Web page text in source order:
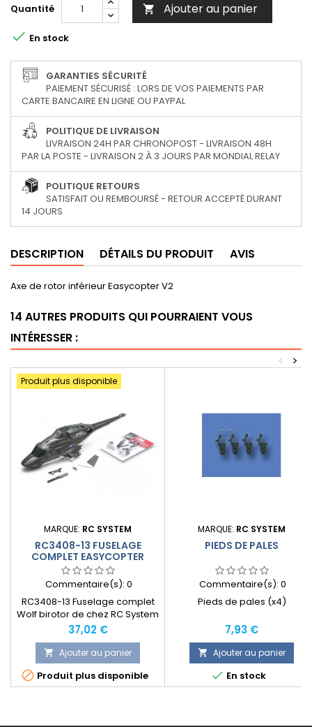
Quantité  Ajouter au panier
 En stock
GARANTIES SÉCURITÉ
PAIEMENT SÉCURISÉ : LORS DE VOS PAIEMENTS PAR
CARTE BANCAIRE EN LIGNE OU PAYPAL
POLITIQUE DE LIVRAISON
LIVRAISON 24H PAR CHRONOPOST - LIVRAISON 48H
PAR LA POSTE - LIVRAISON 2 À 3 JOURS PAR MONDIAL RELAY
POLITIQUE RETOURS
SATISFAIT OU REMBOURSÉ - RETOUR ACCEPTÉ DURANT
14 JOURS
DESCRIPTION DÉTAILS DU PRODUIT AVIS
Axe de rotor inférieur Easycopter V2
14 AUTRES PRODUITS QUI POURRAIENT VOUS
INTÉRESSER :
>
<
Produit plus disponible
MARQUE: RC SYSTEM
RC3408-13 FUSELAGE
COMPLET EASYCOPTER
WOLF
Commentaire(s): 0
RC3408-13 Fuselage complet
Wolf birotor de chez RC System
Prix
37,02 €
 Ajouter au panier
 Produit plus disponible
MARQUE: RC SYSTEM
PIEDS DE PALES
Commentaire(s): 0
Pieds de pales (x4)
Prix
7,93 €
 Ajouter au panier
 En stock